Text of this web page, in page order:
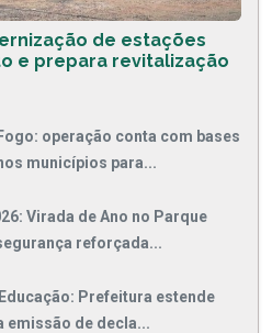
de estações
e prepara revitalização
operação conta com bases
municípios para...
Virada de Ano no Parque
reforçada...
Prefeitura estende
emissão de decla...